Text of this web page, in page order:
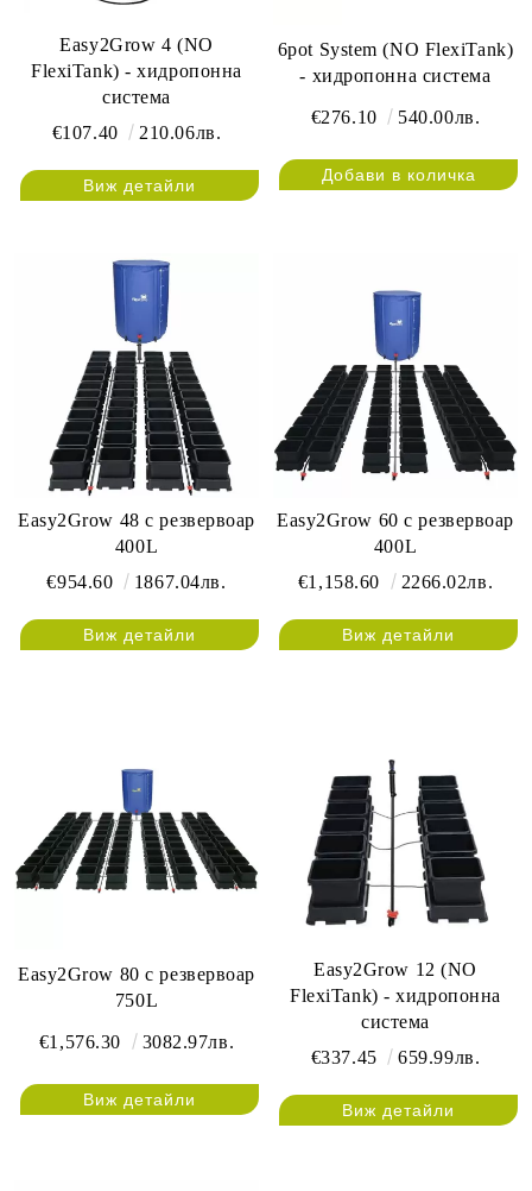
Easy2Grow 4 (NO
FlexiTank) - хидропонна
система
€107.40
210.06лв.
Виж детайли
6pot System (NO FlexiTank)
- хидропонна система
€276.10 540.00лв.
Easy2Grow 48 с резвервоар
400L
€954.60
1867.04лв.
Виж детайли
Easy2Grow 60 с резвервоар
400L
€1,158.60
2266.02лв.
Виж детайли
Easy2Grow 80 с резвервоар
750L
€1,576.30 3082.97лв.
Виж детайли
Easy2Grow 12 (NO
FlexiTank) - хидропонна
система
€337.45
659.99лв.
Виж детайли